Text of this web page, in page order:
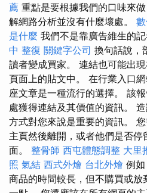
薦 重點是要根據我們的口味來
解網路分析並沒有什麼壞處。
是什麼 我們不是靠廣告維生的
中 整復 關鍵字公司 換句話說，
讀者變成買家。 連結也可能出
頁面上的貼文中。 在行業入口
座文章是一種流行的選擇。 該
處獲得連結及其價值的資訊。
方式對您來說是重要的資訊。
主頁然後離開，或者他們是否
面。 整骨師 西屯體態調整 大里
照 氣結 西式外燴 台北外燴 例
商品的時間較長，但不購買或